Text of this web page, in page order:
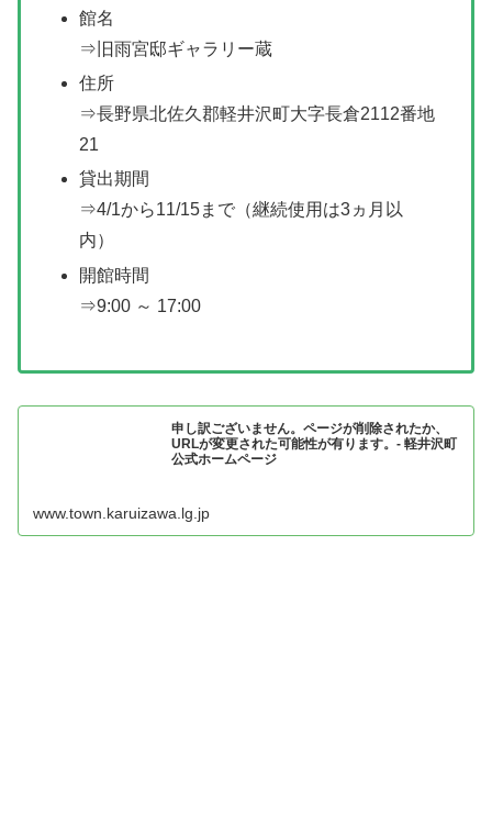
館名
⇒旧雨宮邸ギャラリー蔵
住所
⇒長野県北佐久郡軽井沢町大字長倉2112番地
21
貸出期間
⇒4/1から11/15まで（継続使用は3ヵ月以
内）
開館時間
⇒9:00 ～ 17:00
申し訳ございません。ページが削除されたか、
URLが変更された可能性が有ります。- 軽井沢町
公式ホームページ
www.town.karuizawa.lg.jp